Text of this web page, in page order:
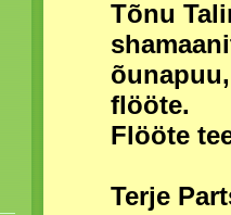
Tõnu
flööte.
Flööte
Terje